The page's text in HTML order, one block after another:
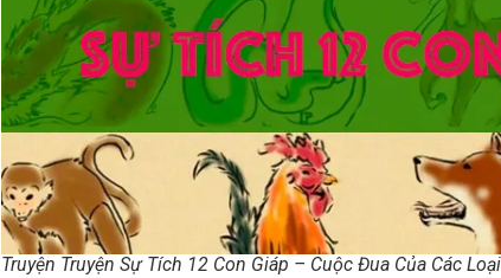
Truyện Truyện Sự Tích 12 Con Giáp – Cuộc Đua Của Các